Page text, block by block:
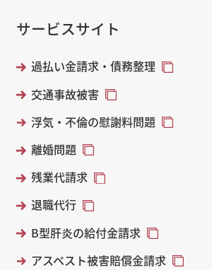
サービスサイト
過払い金請求・債務整理
交通事故被害
浮気・不倫の慰謝料問題
離婚問題
残業代請求
退職代行
B型肝炎の給付金請求
アスベスト被害賠償金請求